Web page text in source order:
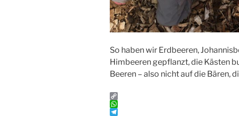
So haben wir Erdbeeren,
Himbeeren gepflanzt, die Kästen
Beeren – also nicht auf die Bären,
C
o
W